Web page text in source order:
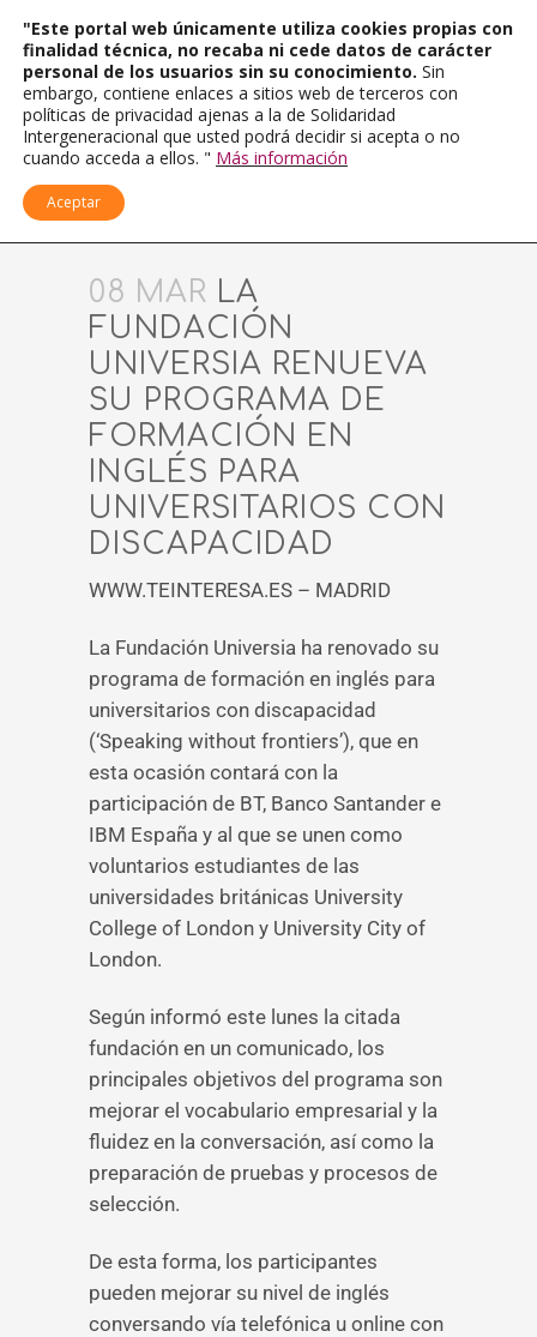
08 MAR LA
FUNDACIÓN
UNIVERSIA RENUEVA
SU PROGRAMA DE
FORMACIÓN EN
INGLÉS PARA
UNIVERSITARIOS CON
DISCAPACIDAD
WWW.TEINTERESA.ES – MADRID
La Fundación Universia ha renovado su
programa de formación en inglés para
universitarios con discapacidad
(‘Speaking without frontiers’), que en
esta ocasión contará con la
participación de BT, Banco Santander e
IBM España y al que se unen como
voluntarios estudiantes de las
universidades británicas University
College of London y University City of
London.
Según informó este lunes la citada
fundación en un comunicado, los
principales objetivos del programa son
mejorar el vocabulario empresarial y la
fluidez en la conversación, así como la
preparación de pruebas y procesos de
selección.
De esta forma, los participantes
pueden mejorar su nivel de inglés
conversando vía telefónica u online con
"Este portal web únicamente utiliza cookies propias con
finalidad técnica, no recaba ni cede datos de carácter
personal de los usuarios sin su conocimiento. Sin
embargo, contiene enlaces a sitios web de terceros con
políticas de privacidad ajenas a la de Solidaridad
Intergeneracional que usted podrá decidir si acepta o no
cuando acceda a ellos. " Más información
Aceptar